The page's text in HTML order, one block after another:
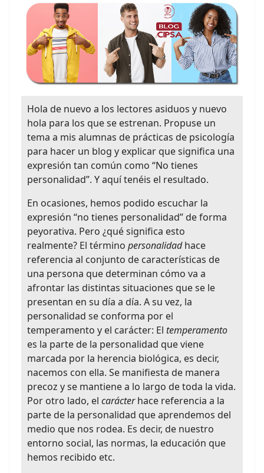
Hola de nuevo a los lectores asiduos y nuevo
hola para los que se estrenan. Propuse un
tema a mis alumnas de prácticas de psicología
para hacer un blog y explicar que significa una
expresión tan común como “No tienes
personalidad”. Y aquí tenéis el resultado.
En ocasiones, hemos podido escuchar la
expresión “no tienes personalidad” de forma
peyorativa. Pero ¿qué significa esto
realmente? El término personalidadhace
referencia al conjunto de características de
una persona que determinan cómo va a
afrontar las distintas situaciones que se le
presentan en su día a día. A su vez, la
personalidad se conforma por el
temperamento y el carácter: El temperamento
es la parte de la personalidad que viene
marcada por la herencia biológica, es decir,
nacemos con ella. Se manifiesta de manera
precoz y se mantiene a lo largo de toda la vida.
Por otro lado, el carácterhace referencia a la
parte de la personalidad que aprendemos del
medio que nos rodea. Es decir, de nuestro
entorno social, las normas, la educación que
hemos recibido etc.